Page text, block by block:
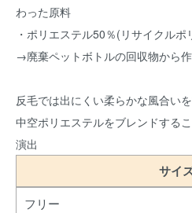
わった原料
・ポリエステル50％(リサイクルポ
→廃棄ペットボトルの回収物から
反毛では出にくい柔らかな風合い
中空ポリエステルをブレンドする
演出
サイ
フリー